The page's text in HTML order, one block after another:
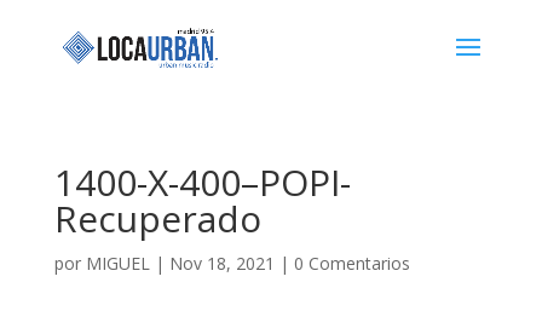
1400-X-400–POPI-
Recuperado
por MIGUEL| Nov 18, 2021 | 0 Comentarios